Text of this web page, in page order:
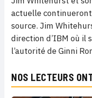
actuelle
source. Jim
direction d’IBM où il
l’autorité de Ginni
NOS LECTEURS